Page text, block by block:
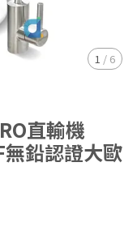
1 / 6
直輸機
鉛認證大歐